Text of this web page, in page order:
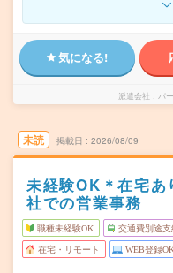
気になる!
派遣会社 パ
未読 掲載日 2026/08/09
未経験OK＊在宅あ
社での営業事務
職種未経験OK 交通費別途支
在宅・リモート WEB登録